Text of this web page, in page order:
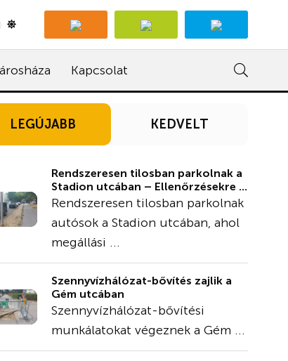
Kapcsolat
LEGÚJABB KEDVELT
Rendszeresen tilosban parkolnak a
Stadion utcában – Ellenőrzésekre ...
Rendszeresen tilosban parkolnak
autósok a Stadion utcában, ahol
megállási ...
Szennyvízhálózat-bővítés zajlik a
Gém utcában
Szennyvízhálózat-bővítési
munkálatokat végeznek a Gém ...